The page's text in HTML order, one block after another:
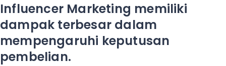
Influencer Marketing memiliki
dampak terbesar dalam
mempengaruhi keputusan
pembelian.